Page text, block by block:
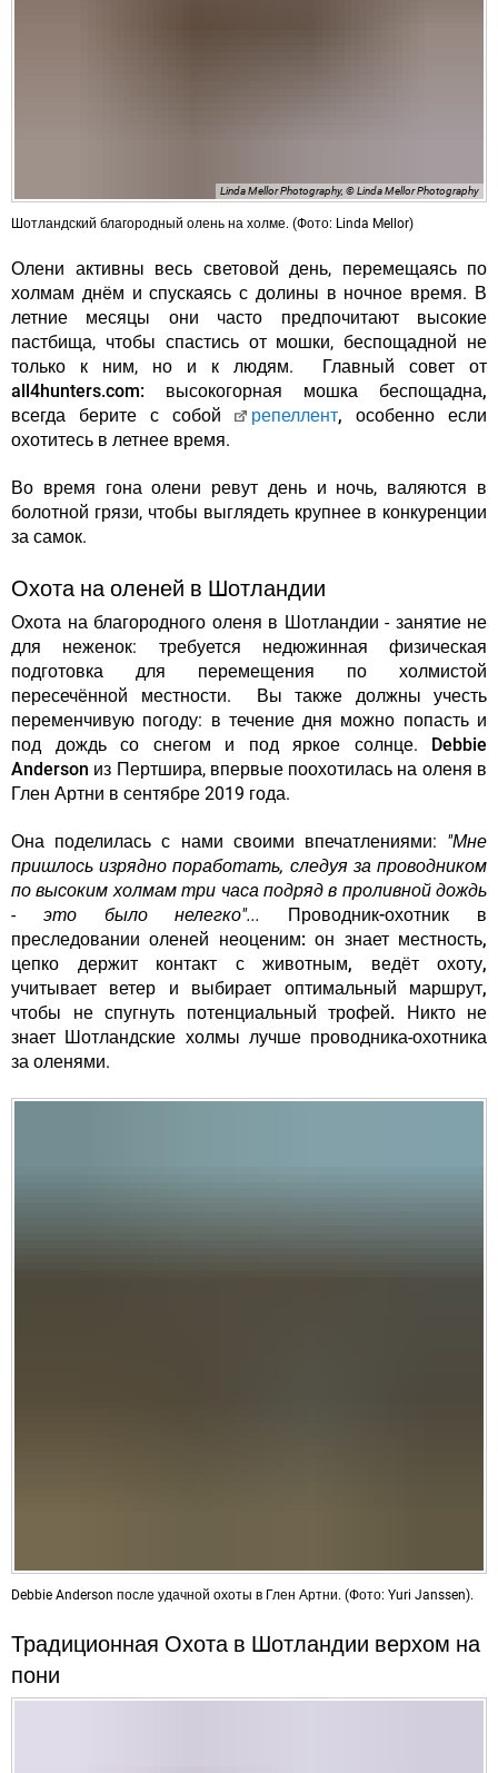
Linda Mellor Photography, © Linda Mellor Photography
Шотландский благородный олень на холме. (Фото: Linda Mellor)
Олени активны весь световой день, перемещаясь по
холмам днём и спускаясь с долины в ночное время. В
летние месяцы они часто предпочитают высокие
пастбища, чтобы спастись от мошки, беспощадной не
только к ним, но и к людям.
Главный совет от
all4hunters.com: высокогорная мошка беспощадна,
всегда берите с собой
репеллент, особенно если
охотитесь в летнее время.
Во время гона олени ревут день и ночь, валяются в
болотной грязи, чтобы выглядеть крупнее в конкуренции
за самок.
Охота на оленей в Шотландии
Охота на благородного оленя в Шотландии - занятие не
для неженок: требуется недюжинная физическая
подготовка для перемещения по холмистой
пересечённой местности. Вы также должны учесть
переменчивую погоду: в течение дня можно попасть и
под дождь со снегом и под яркое солнце.
Debbie
Anderson из Пертшира, впервые поохотилась на оленя в
Глен Артни в сентябре 2019 года.
Она поделилась с нами своими впечатлениями: "Мне
пришлось изрядно поработать, следуя за проводником
по высоким холмам три часа подряд в проливной дождь
- это было нелегко"...
Проводник-охотник в
преследовании оленей неоценим: он знает местность,
цепко держит контакт с животным, ведёт охоту,
учитывает ветер и выбирает оптимальный маршрут,
чтобы не спугнуть потенциальный трофей. Никто не
знает Шотландские холмы лучше проводника-охотника
за оленями.
Debbie Anderson после удачной охоты в Глен Артни. (Фото: Yuri Janssen).
Традиционная Охота в Шотландии верхом на
пони